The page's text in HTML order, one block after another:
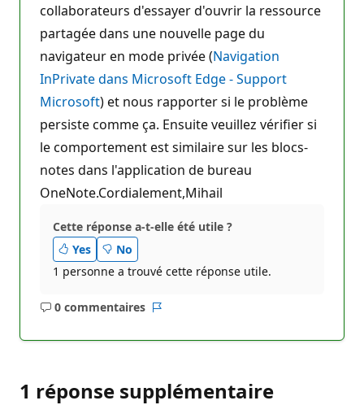
collaborateurs d'essayer d'ouvrir la ressource
partagée dans une nouvelle page du
navigateur en mode privée (Navigation
InPrivate dans Microsoft Edge - Support
Microsoft) et nous rapporter si le problème
persiste comme ça. Ensuite veuillez vérifier si
le comportement est similaire sur les blocs-
notes dans l'application de bureau
OneNote.Cordialement,Mihail
Cette réponse a-t-elle été utile ?
Yes
No
1 personne a trouvé cette réponse utile.
0 commentaires
Aucun
1 réponse supplémentaire